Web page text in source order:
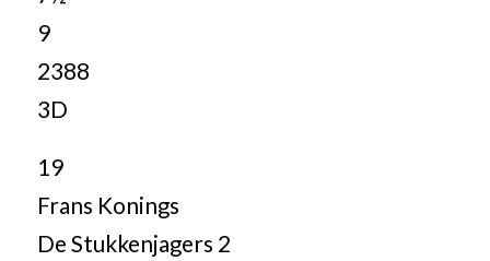
9
2388
3D
19
Frans Konings
De Stukkenjagers 2